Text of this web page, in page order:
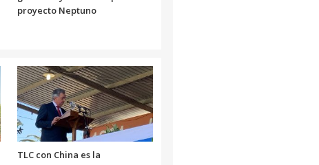
proyecto Neptuno
TLC con China es la